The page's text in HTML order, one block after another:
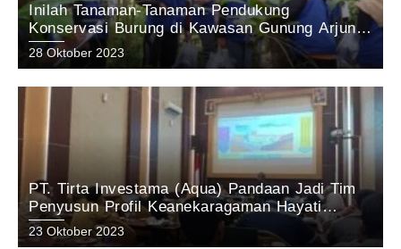
Inilah Tanaman-Tanaman Pendukung
Konservasi Burung di Kawasan Gunung Arjuno
Pasuruan: Hasil Penelitian tim KEHATI Aqua
Pandaan 2023
28 Oktober 2023
PT. Tirta Investama (Aqua) Pandaan Jadi Tim
Penyusun Profil Keanekaragaman Hayati
Kabupaten Pasuruan Tahun 2023
23 Oktober 2023